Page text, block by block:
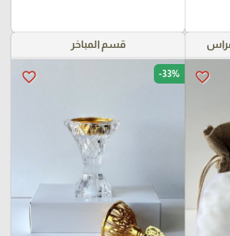
favorite_border
قسم المباخر
favorite_border -33%